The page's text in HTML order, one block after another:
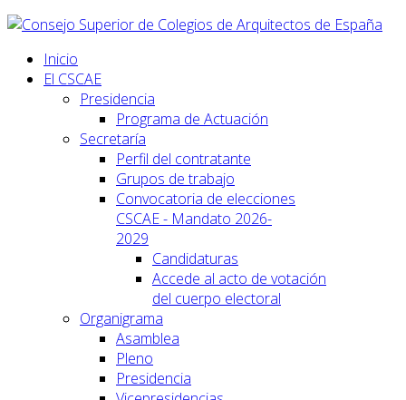
Inicio
El CSCAE
Presidencia
Programa de Actuación
Secretaría
Perfil del contratante
Grupos de trabajo
Convocatoria de elecciones
CSCAE - Mandato 2026-
2029
Candidaturas
Accede al acto de votación
del cuerpo electoral
Organigrama
Asamblea
Pleno
Presidencia